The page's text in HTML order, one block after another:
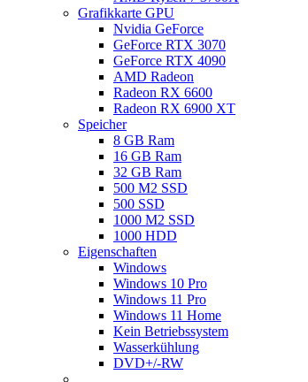
Grafikkarte GPU
Nvidia GeForce
GeForce RTX 3070
GeForce RTX 4090
AMD Radeon
Radeon RX 6600
Radeon RX 6900 XT
Speicher
8 GB Ram
16 GB Ram
32 GB Ram
500 M2 SSD
500 SSD
1000 M2 SSD
1000 HDD
Eigenschaften
Windows
Windows 10 Pro
Windows 11 Pro
Windows 11 Home
Kein Betriebssystem
Wasserkühlung
DVD+/-RW